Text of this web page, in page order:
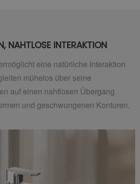
NAHTLOSE INTERAKTION
eine natürliche Interaktion
mühelos über seine
auf einen nahtlosen Übergang
und geschwungenen Konturen.